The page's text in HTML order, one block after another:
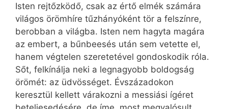
Isten rejtőzködő, csak az értő elmék számára
világos örömhíre tűzhányóként tör a felszínre,
berobban a világba. Isten nem hagyta magára
az embert, a bűnbeesés után sem vetette el,
hanem végtelen szeretetével gondoskodik róla.
Sőt, felkínálja neki a legnagyobb boldogság
örömét: az üdvösséget. Évszázadokon
keresztül kellett várakozni a messiási ígéret